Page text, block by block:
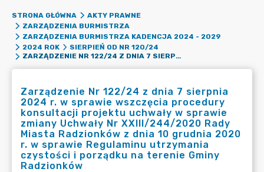
STRONA GŁÓWNA
AKTY PRAWNE
ZARZĄDZENIA BURMISTRZA
ZARZĄDZENIA BURMISTRZA KADENCJA 2024 - 2029
2024 ROK
SIERPIEŃ OD NR 120/24
ZARZĄDZENIE NR 122/24 Z DNIA 7 SIERPNIA 2024 R. W SPRAWIE WSZCZĘCIA PROCEDURY KONSULTACJI PROJEKTU UCHWAŁY W SPRAWIE ZMIANY UCHWAŁY NR XXIII/244/2020 RADY MIASTA RADZIONKÓW Z DNIA 10 GRUDNIA 2020 R. W SPRAWIE REGULAMINU UTRZYMANIA CZYSTOŚCI I PORZĄDKU NA TERENIE GMINY RADZIONKÓW
Zarządzenie Nr 122/24 z dnia 7 sierpnia
2024 r. w sprawie wszczęcia procedury
konsultacji projektu uchwały w sprawie
zmiany Uchwały Nr XXIII/244/2020 Rady
Miasta Radzionków z dnia 10 grudnia 2020
r. w sprawie Regulaminu utrzymania
czystości i porządku na terenie Gminy
Radzionków